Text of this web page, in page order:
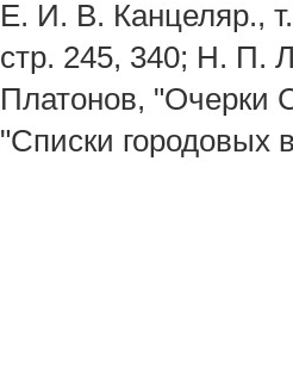
Е. И. В. Канцеляр.,
стр. 245, 340; Н. П.
Платонов, "Очерки
"Списки